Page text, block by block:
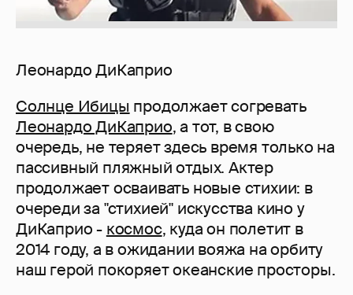
Леонардо ДиКаприо
Солнце Ибицы продолжает согревать
Леонардо ДиКаприо, а тот, в свою
очередь, не теряет здесь время только на
пассивный пляжный отдых. Актер
продолжает осваивать новые стихии: в
очереди за "стихией" искусства кино у
ДиКаприо - космос, куда он полетит в
2014 году, а в ожидании вояжа на орбиту
наш герой покоряет океанские просторы.